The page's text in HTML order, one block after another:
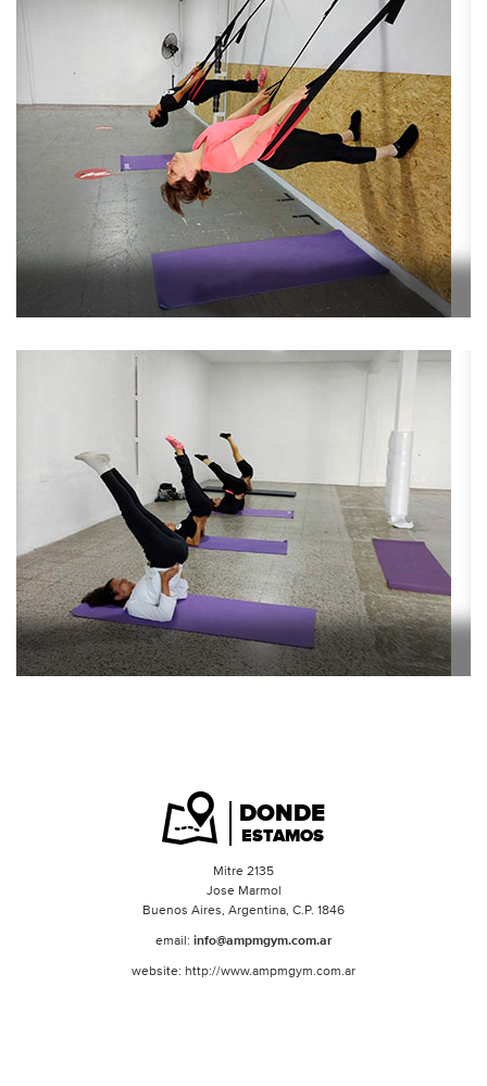
DONDE
ESTAMOS
Mitre 2135
Jose Marmol
Buenos Aires, Argentina, C.P. 1846
email: info@ampmgym.com.ar
website: http://www.ampmgym.com.ar